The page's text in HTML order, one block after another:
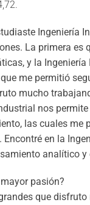
Ingeniería
La primera es
y la
me permitió
mucho
nos
las cuales me
Encontré en la
analítico
pasión?
que